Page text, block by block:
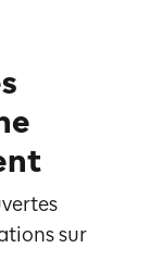
sur